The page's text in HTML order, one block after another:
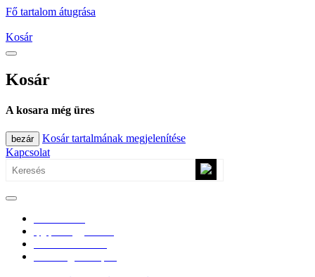
Fő tartalom átugrása
Kosár
Kosár
A kosara még üres
bezár
Kosár tartalmának megjelenítése
Kapcsolat